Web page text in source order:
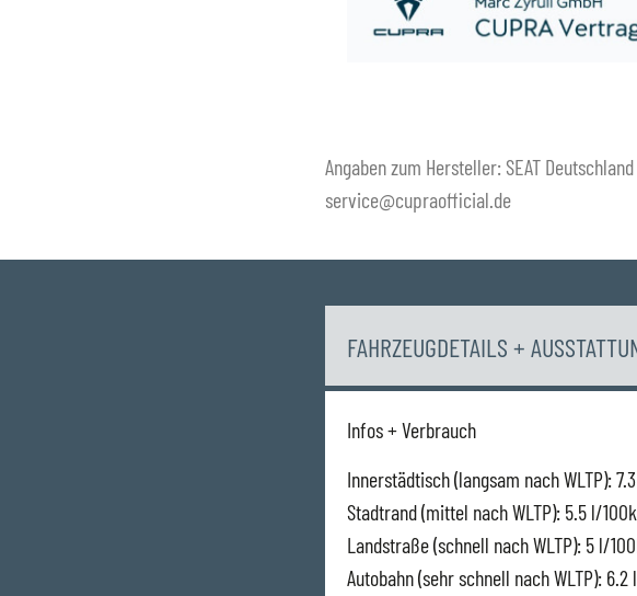
Angaben zum Hersteller: SEAT
service@cupraofficial.de
FAHRZEUGDETAILS +
Infos + Verbrauch
Innerstädtisch (langsam nach WLTP):
Stadtrand (mittel nach WLTP): 5.5 l/
Landstraße (schnell nach WLTP): 5 l/
Autobahn (sehr schnell nach WLTP):